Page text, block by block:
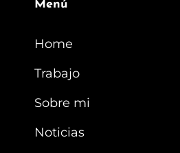
Menú
Home
Trabajo
Sobre mi
Noticias